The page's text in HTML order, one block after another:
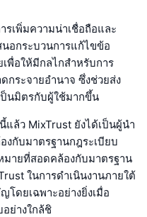
รเพิ่มความน่าเชื่อถือและ
นอกระบวนการแก้ไขข้อ
พื่อให้มีกลไกสำหรับการ
กระจายอำนาจ ซึ่งช่วยส่ง
นมิตรกับผู้ใช้มากขึ้น
ล้ว MixTrust ยังได้เป็นผู้นำ
งกับมาตรฐานกฎระเบียบ
มายที่สอดคล้องกับมาตรฐาน
ในการดำเนินงานภายใต้
ดยเฉพาะอย่างยิ่งเมื่อ
ย่างใกล้ชิ